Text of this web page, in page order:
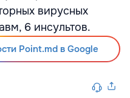
вирусных
6 инсультов.
Point.md в Google